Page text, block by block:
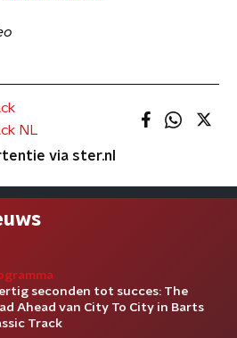
NL
via ster.nl
seconden tot succes: The
Ahead van City To City in Barts
Track